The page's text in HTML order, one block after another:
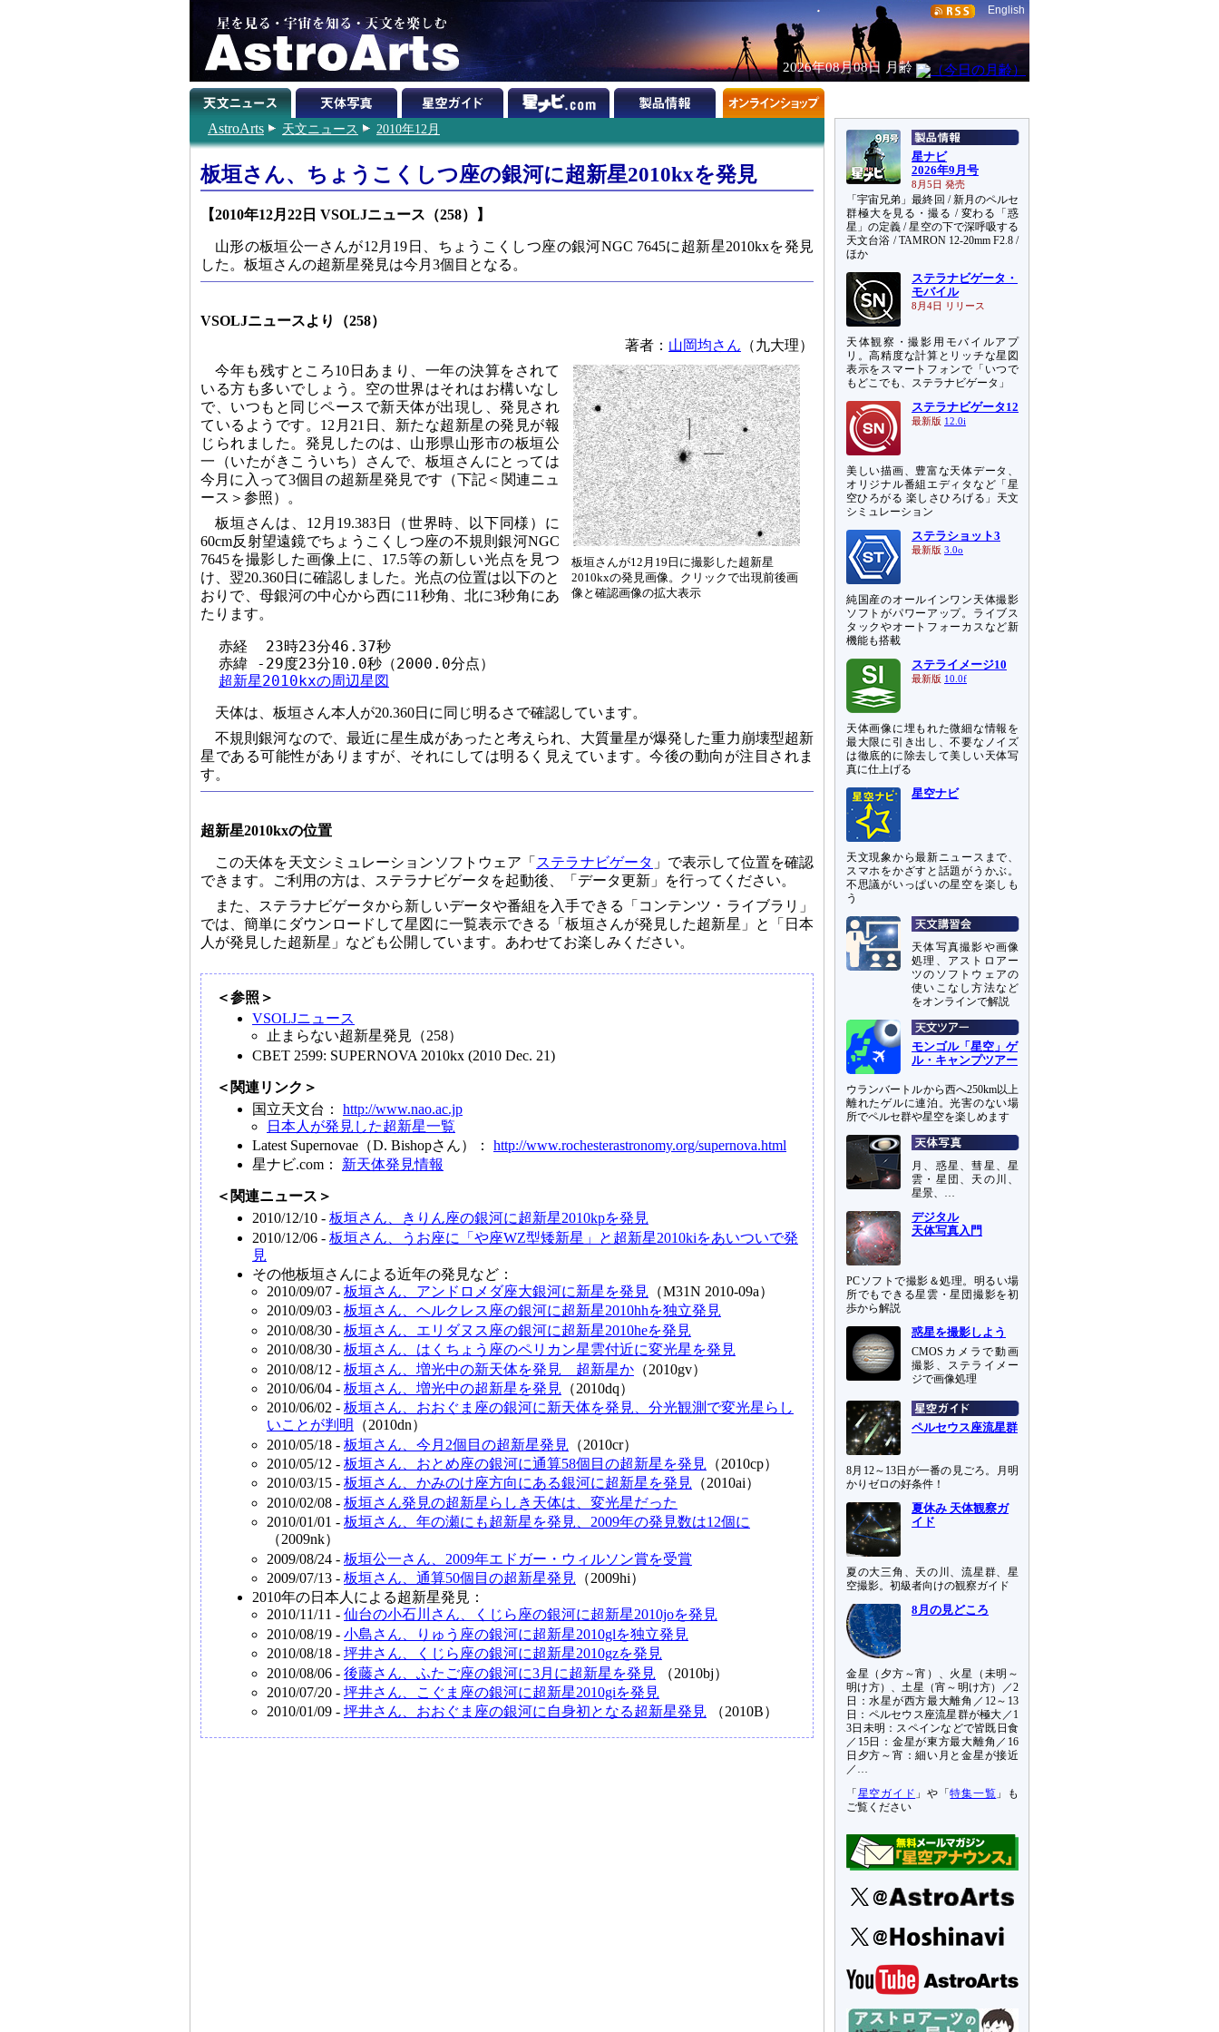
English
2026年08月08日 月齢
AstroArts 天文ニュース 2010年12月
板垣さん、ちょうこくしつ座の銀河に超新星2010kxを発見
【2010年12月22日 VSOLJニュース（258）】
山形の板垣公一さんが12月19日、ちょうこくしつ座の銀河NGC 7645に超新星2010kxを発見
した。板垣さんの超新星発見は今月3個目となる。
VSOLJニュースより（258）
著者： 山岡均さん （九大理）
板垣さんが12月19日に撮影した超新星
2010kxの発見画像。クリックで出現前後画
像と確認画像の拡大表示
今年も残すところ10日あまり、一年の決算をされて
いる方も多いでしょう。空の世界はそれはお構いなし
で、いつもと同じペースで新天体が出現し、発見され
ているようです。12月21日、新たな超新星の発見が報
じられました。発見したのは、山形県山形市の板垣公
一（いたがきこういち）さんで、板垣さんにとっては
今月に入って3個目の超新星発見です（下記＜関連ニュ
ース＞参照）。
板垣さんは、12月19.383日（世界時、以下同様）に
60cm反射望遠鏡でちょうこくしつ座の不規則銀河NGC
7645を撮影した画像上に、17.5等の新しい光点を見つ
け、翌20.360日に確認しました。光点の位置は以下のと
おりで、母銀河の中心から西に11秒角、北に3秒角にあ
たります。
  赤経  23時23分46.37秒
  赤緯 -29度23分10.0秒（2000.0分点）
超新星2010kxの周辺星図
天体は、板垣さん本人が20.360日に同じ明るさで確認しています。
不規則銀河なので、最近に星生成があったと考えられ、大質量星が爆発した重力崩壊型超新
星である可能性がありますが、それにしては明るく見えています。今後の動向が注目されま
す。
超新星2010kxの位置
この天体を天文シミュレーションソフトウェア「 ステラナビゲータ 」で表示して位置を確認
できます。ご利用の方は、ステラナビゲータを起動後、「データ更新」を行ってください。
また、ステラナビゲータから新しいデータや番組を入手できる「コンテンツ・ライブラリ」
では、簡単にダウンロードして星図に一覧表示できる「板垣さんが発見した超新星」と「日本
人が発見した超新星」なども公開しています。あわせてお楽しみください。
＜参照＞
VSOLJニュース
止まらない超新星発見（258）
CBET 2599: SUPERNOVA 2010kx (2010 Dec. 21)
＜関連リンク＞
国立天文台： http://www.nao.ac.jp
日本人が発見した超新星一覧
Latest Supernovae（D. Bishopさん）： http://www.rochesterastronomy.org/supernova.html
星ナビ.com： 新天体発見情報
＜関連ニュース＞
2010/12/10 - 板垣さん、きりん座の銀河に超新星2010kpを発見
2010/12/06 - 板垣さん、うお座に「や座WZ型矮新星」と超新星2010kiをあいついで発
見
その他板垣さんによる近年の発見など：
2010/09/07 - 板垣さん、アンドロメダ座大銀河に新星を発見 （M31N 2010-09a）
2010/09/03 - 板垣さん、ヘルクレス座の銀河に超新星2010hhを独立発見
2010/08/30 - 板垣さん、エリダヌス座の銀河に超新星2010heを発見
2010/08/30 - 板垣さん、はくちょう座のペリカン星雲付近に変光星を発見
2010/08/12 - 板垣さん、増光中の新天体を発見 超新星か （2010gv）
2010/06/04 - 板垣さん、増光中の超新星を発見 （2010dq）
2010/06/02 - 板垣さん、おおぐま座の銀河に新天体を発見、分光観測で変光星らし
いことが判明
（2010dn）
2010/05/18 - 板垣さん、今月2個目の超新星発見 （2010cr）
2010/05/12 - 板垣さん、おとめ座の銀河に通算58個目の超新星を発見 （2010cp）
2010/03/15 - 板垣さん、かみのけ座方向にある銀河に超新星を発見 （2010ai）
2010/02/08 - 板垣さん発見の超新星らしき天体は、変光星だった
2010/01/01 - 板垣さん、年の瀬にも超新星を発見、2009年の発見数は12個に
（2009nk）
2009/08/24 - 板垣公一さん、2009年エドガー・ウィルソン賞を受賞
2009/07/13 - 板垣さん、通算50個目の超新星発見 （2009hi）
2010年の日本人による超新星発見：
2010/11/11 - 仙台の小石川さん、くじら座の銀河に超新星2010joを発見
2010/08/19 - 小島さん、りゅう座の銀河に超新星2010glを独立発見
2010/08/18 - 坪井さん、くじら座の銀河に超新星2010gzを発見
2010/08/06 - 後藤さん、ふたご座の銀河に3月に超新星を発見 （2010bj）
2010/07/20 - 坪井さん、こぐま座の銀河に超新星2010giを発見
2010/01/09 - 坪井さん、おおぐま座の銀河に自身初となる超新星発見 （2010B）
星ナビ
2026年9月号
8月5日 発売
「宇宙兄弟」最終回 / 新月のペルセ
群極大を見る・撮る / 変わる「惑
星」の定義 / 星空の下で深呼吸する
天文台浴 / TAMRON 12-20mm F2.8 /
ほか
ステラナビゲータ・
モバイル
8月4日 リリース
天体観察・撮影用モバイルアプ
リ。高精度な計算とリッチな星図
表示をスマートフォンで「いつで
もどこでも、ステラナビゲータ」
ステラナビゲータ12
最新版 12.0i
美しい描画、豊富な天体データ、
オリジナル番組エディタなど「星
空ひろがる 楽しさひろげる」天文
シミュレーション
ステラショット3
最新版 3.0o
純国産のオールインワン天体撮影
ソフトがパワーアップ。ライブス
タックやオートフォーカスなど新
機能も搭載
ステライメージ10
最新版 10.0f
天体画像に埋もれた微細な情報を
最大限に引き出し、不要なノイズ
は徹底的に除去して美しい天体写
真に仕上げる
星空ナビ
天文現象から最新ニュースまで、
スマホをかざすと話題がうかぶ。
不思議がいっぱいの星空を楽しも
う
天体写真撮影や画像
処理、アストロアー
ツのソフトウェアの
使いこなし方法など
をオンラインで解説
モンゴル「星空」ゲ
ル・キャンプツアー
ウランバートルから西へ250km以上
離れたゲルに連泊。光害のない場
所でペルセ群や星空を楽しめます
月、惑星、彗星、星
雲・星団、天の川、
星景、…
デジタル
天体写真入門
PCソフトで撮影＆処理。明るい場
所でもできる星雲・星団撮影を初
歩から解説
惑星を撮影しよう
CMOSカメラで動画
撮影、ステライメー
ジで画像処理
ペルセウス座流星群
8月12～13日が一番の見ごろ。月明
かりゼロの好条件！
夏休み 天体観察ガ
イド
夏の大三角、天の川、流星群、星
空撮影。初級者向けの観察ガイド
8月の見どころ
金星（夕方～宵）、火星（未明～
明け方）、土星（宵～明け方）／2
日：水星が西方最大離角／12～13
日：ペルセウス座流星群が極大／1
3日未明：スペインなどで皆既日食
／15日：金星が東方最大離角／16
日夕方～宵：細い月と金星が接近
／…
「 星空ガイド 」や「特集一覧 」も
ご覧ください